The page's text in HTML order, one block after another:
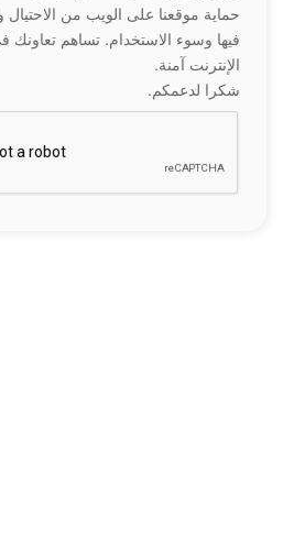
حماية موقعنا على الويب من
فيها وسوء الاستخدام. تساهم تعاونك
الإنترنت آمنة.
شكرا لدعمكم.